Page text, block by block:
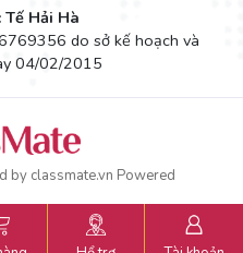
Hải Hà
do sở kế hoạch và
04/02/2015
by classmate.vn Powered